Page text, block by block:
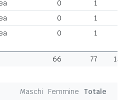
0 1
0 1
0 1
66 77 143
Maschi Femmine
Totale